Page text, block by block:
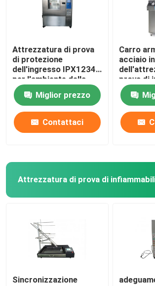
Attrezzatura di prova
di protezione
dell'ingresso IPX1234
per l'ambiente della
pioggia
Miglior prezzo
Contattaci
Carro
acciaio
prova di
SUS304
Attrezzatura di prova di
Sincronizzazione